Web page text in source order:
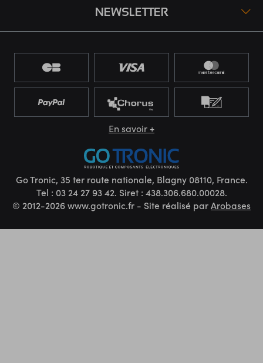
NEWSLETTER
En savoir +
Go Tronic, 35 ter route nationale, Blagny 08110, France.
Tel : 03 24 27 93 42. Siret : 438.306.680.00028.
© 2012-2026 www.gotronic.fr - Site réalisé parArobases